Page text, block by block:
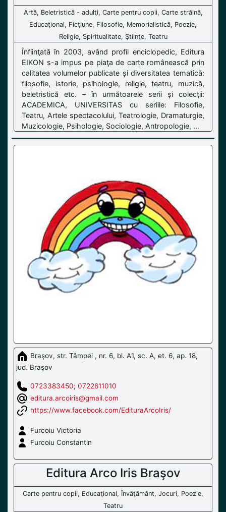
Artă, Beletristică - adulţi, Carte pentru copii, Carte străină,
Educaţional, Ficţiune, Filosofie, Memorialistică, Poezie,
Religie, Spiritualitate, Ştiinţe, Teatru
Înfiinţată în 2003, având profil enciclopedic, Editura
EIKON s-a impus pe piaţa de carte românească prin
calitatea volumelor publicate și diversitatea tematică:
filosofie, istorie, psihologie, religie, teatru, muzică,
beletristică etc. – în următoarele serii şi colecţii:
ACADEMICA, UNIVERSITAS cu seriile: Filosofie,
Teatru, Artele spectacolului, Teatrologie, Dramaturgie,
Muzicologie, Psihologie, Sociologie, Antropologie, ...
Braşov, str. Tâmpei , nr. 6, bl. A1, sc. A, et. 6, ap. 18,
jud. Braşov
0723383450; 0722611010
editura.arcoiris@gmail.com
https://www.facebook.com/EdituraArcoIris/
Furcoiu Victoria
Furcoiu Constantin
Editura Arco Iris Braşov
Carte pentru copii, Educaţional, Învăţământ, Jocuri, Poezie,
Teatru